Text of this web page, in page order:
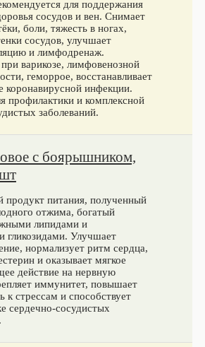
для поддержания
сосудов и вен. Снимает
боли, тяжесть в ногах,
сосудов, улучшает
и лимфодренаж.
варикозе, лимфовенозной
геморрое, восстанавливает
коронавирусной инфекции.
профилактики и комплексной
заболеваний.
с боярышником,
продукт питания, полученный
отжима, богатый
липидами и
гликозидами. Улучшает
нормализует ритм сердца,
и оказывает мягкое
действие на нервную
иммунитет, повышает
к стрессам и способствует
сердечно-сосудистых